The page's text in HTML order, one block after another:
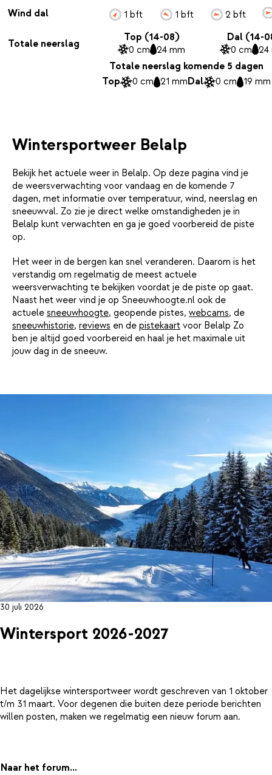
Wind dal
Totale neerslag
1 bft 1 bft
2 bft
Top (14-08)
0 cm 24 mm
Dal (14-
0 cm 24
Totale neerslag komende 5 dagen
Top
0 cm 21 mmDal 0 cm 19 mm
Wintersportweer Belalp
Bekijk het actuele weer in Belalp. Op deze pagina vind je
de weersverwachting voor vandaag en de komende 7
dagen, met informatie over temperatuur, wind, neerslag en
sneeuwval. Zo zie je direct welke omstandigheden je in
Belalp kunt verwachten en ga je goed voorbereid de piste
op.
Het weer in de bergen kan snel veranderen. Daarom is het
verstandig om regelmatig de meest actuele
weersverwachting te bekijken voordat je de piste op gaat.
Naast het weer vind je op Sneeuwhoogte.nl ook de
actuele sneeuwhoogte, geopende pistes, webcams, de
sneeuwhistorie, reviews en de pistekaart voor Belalp Zo
ben je altijd goed voorbereid en haal je het maximale uit
jouw dag in de sneeuw.
30 juli 2026
Wintersport 2026-2027
Het dagelijkse wintersportweer wordt geschreven van 1 oktober
t/m 31 maart. Voor degenen die buiten deze periode berichten
willen posten, maken we regelmatig een nieuw forum aan.
Naar het forum...